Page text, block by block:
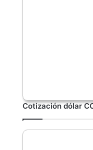
Cotización dólar